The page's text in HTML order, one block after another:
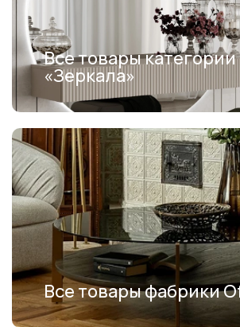
Все товары категории
«Зеркала»
Все товары фабрики